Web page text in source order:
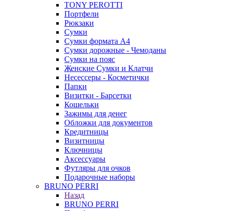
TONY PEROTTI
Портфели
Рюкзаки
Сумки
Сумки формата А4
Сумки дорожные - Чемоданы
Сумки на пояс
Женские Сумки и Клатчи
Несессеры - Косметички
Папки
Визитки - Барсетки
Кошельки
Зажимы для денег
Обложки для документов
Кредитницы
Визитницы
Ключницы
Аксессуары
Футляры для очков
Подарочные наборы
BRUNO PERRI
Назад
BRUNO PERRI